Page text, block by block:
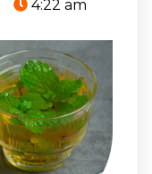
4:22 am